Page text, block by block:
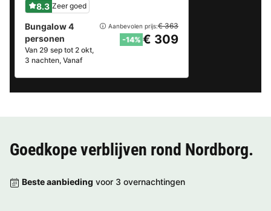
8.3 Zeer goed
Bungalow 4
personen
Van 29 sep tot 2 okt,
3 nachten, Vanaf
Aanbevolen prijs:€ 363
-14% € 309
Goedkope verblijven rond Nordborg.
Beste aanbieding voor 3 overnachtingen